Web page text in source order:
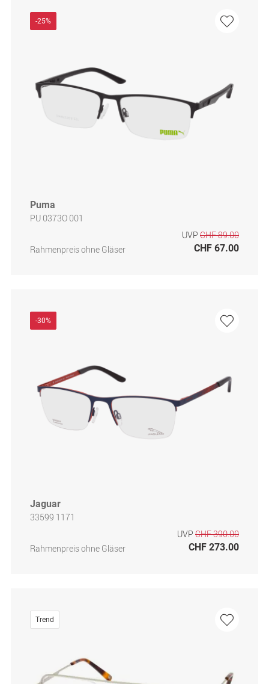
-25%
Puma
PU 0373O 001
Rahmenpreis ohne Gläser
UVP CHF 89.00
CHF 67.00
-30%
Jaguar
33599 1171
Rahmenpreis ohne Gläser
UVP CHF 390.00
CHF 273.00
Trend